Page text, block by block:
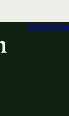
Solutions